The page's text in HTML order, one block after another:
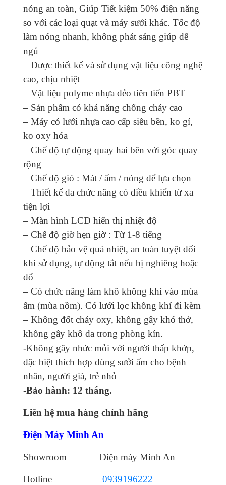
nóng an toàn, Giúp Tiết kiệm 50% điện năng
so với các loại quạt và máy sưởi khác. Tốc độ
làm nóng nhanh, không phát sáng giúp dễ
ngủ
– Được thiết kế và sử dụng vật liệu công nghệ
cao, chịu nhiệt
– Vật liệu polyme nhựa dẻo tiên tiến PBT
– Sản phẩm có khả năng chống cháy cao
– Máy có lưới nhựa cao cấp siêu bền, ko gỉ,
ko oxy hóa
– Chế độ tự động quay hai bên với góc quay
rộng
– Chế độ gió : Mát / ấm / nóng để lựa chọn
– Thiết kế đa chức năng có điều khiển từ xa
tiện lợi
– Màn hình LCD hiển thị nhiệt độ
– Chế độ giờ hẹn giờ : Từ 1-8 tiếng
– Chế độ bảo vệ quá nhiệt, an toàn tuyệt đối
khi sử dụng, tự động tắt nếu bị nghiêng hoặc
đổ
– Có chức năng làm khô không khí vào mùa
ẩm (mùa nồm). Có lưới lọc không khí đi kèm
– Không đốt cháy oxy, không gây khó thở,
không gây khô da trong phòng kín.
-Không gây nhức mỏi với người thấp khớp,
đặc biệt thích hợp dùng sưởi ấm cho bệnh
nhân, người già, trẻ nhỏ
-Bảo hành: 12 tháng.
Liên hệ mua hàng chính hãng
Điện Máy Minh An
Showroom Điện máy Minh An
Hotline 0939196222 –